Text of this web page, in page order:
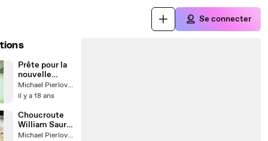
Se connecter
Prête pour la
nouvelle
star... enfin
presque
Michael Pierlovisi
il y a 18 ans
Choucroute
William Saurin
feat. YMCA Michael Pierlovisi